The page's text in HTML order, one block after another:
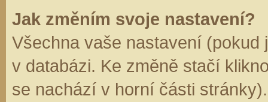
Jak změním svoje nastavení?
Všechna vaše nastavení (pokud
v databázi. Ke změně stačí
se nachází v horní části